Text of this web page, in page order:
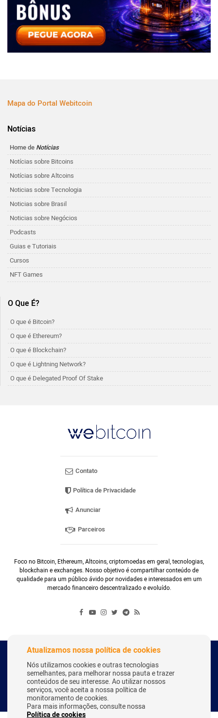
Mapa do Portal Webitcoin
Notícias
Home de Notícias
Notícias sobre Bitcoins
Notícias sobre Altcoins
Noticias sobre Tecnologia
Noticias sobre Brasil
Noticias sobre Negócios
Podcasts
Guias e Tutoriais
Cursos
NFT Games
O Que É?
O que é Bitcoin?
O que é Ethereum?
O que é Blockchain?
O que é Lightning Network?
O que é Delegated Proof Of Stake
Contato
Política de Privacidade
Anunciar
Parceiros
Foco no Bitcoin, Ethereum, Altcoins, criptomoedas em geral, tecnologias,
blockchain e exchanges. Nosso objetivo é compartilhar conteúdo de
qualidade para um público ávido por novidades e interessados em um
mercado financeiro descentralizado e evoluído.
Copyright Webitcoin 2018 - Todos os Direitos Reservados
Desenvolvido por: Herick Correa
Atualizamos nossa política de cookies
Nós utilizamos cookies e outras tecnologias
semelhantes, para melhorar nossa pauta e trazer
conteúdos de seu interesse. Ao utilizar nossos
serviços, você aceita a nossa política de
monitoramento de cookies.
Para mais informações, consulte nossa
Política de cookies